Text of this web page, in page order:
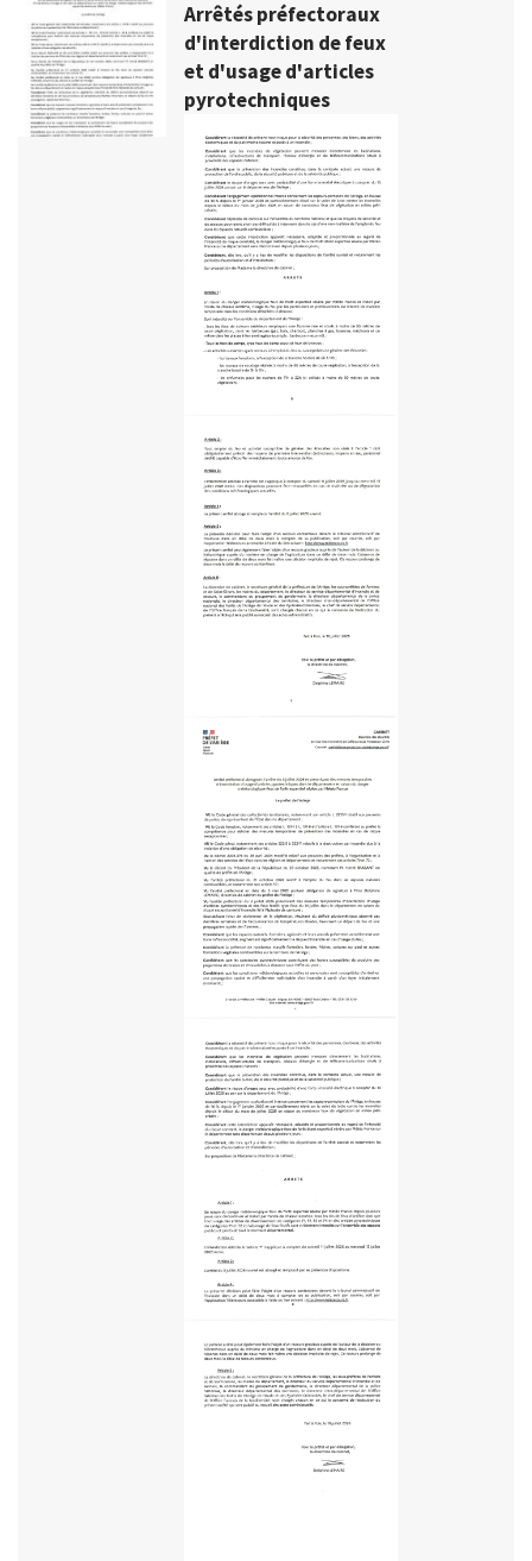
Arrêtés préfectoraux
d'interdiction de feux
et d'usage d'articles
pyrotechniques